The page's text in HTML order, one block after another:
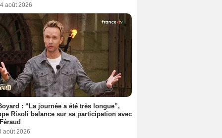
août 2026
: “La journée a été très longue”,
Risoli balance sur sa participation avec
août 2026